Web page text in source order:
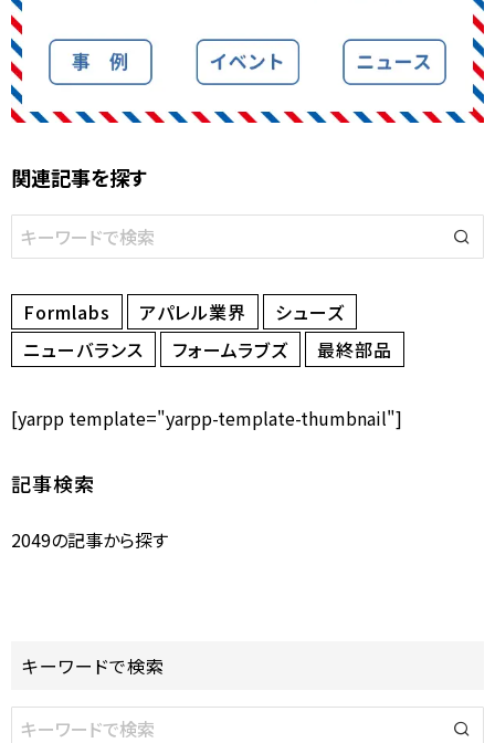
関連記事を探す
Formlabs アパレル業界
シューズ
ニューバランス
フォームラブズ 最終部品
[yarpp template="yarpp-template-thumbnail"]
記事検索
2049の記事から探す
キーワードで検索